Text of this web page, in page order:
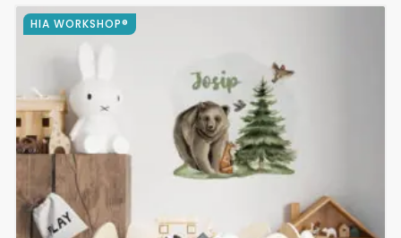
HIA WORKSHOP®
Ovaj
proizvod
varijanti.
Opcije
se
mogu
odabrati
na
stranici
proizvoda